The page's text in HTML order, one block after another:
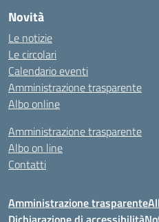
Novità
Le notizie
Le circolari
Calendario eventi
Amministrazione trasparente
Albo online
Amministrazione trasparente
Albo on line
Contatti
Amministrazione trasparente